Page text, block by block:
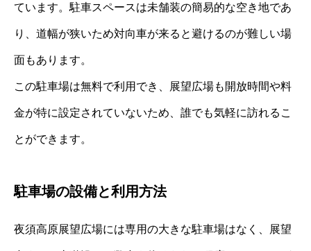
ています。駐車スペースは未舗装の簡易的な空き地であ
り、道幅が狭いため対向車が来ると避けるのが難しい場
面もあります。
この駐車場は無料で利用でき、展望広場も開放時間や料
金が特に設定されていないため、誰でも気軽に訪れるこ
とができます。
駐車場の設備と利用方法
夜須高原展望広場には専用の大きな駐車場はなく、展望